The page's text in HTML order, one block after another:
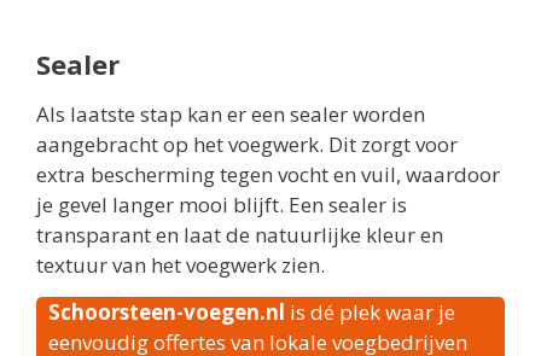
Sealer
Als laatste stap kan er een sealer worden
aangebracht op het voegwerk. Dit zorgt voor
extra bescherming tegen vocht en vuil, waardoor
je gevel langer mooi blijft. Een sealer is
transparant en laat de natuurlijke kleur en
textuur van het voegwerk zien.
Schoorsteen-voegen.nl is dé plek waar je
eenvoudig offertes van lokale voegbedrijven